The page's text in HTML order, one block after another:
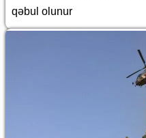
qəbul olunur